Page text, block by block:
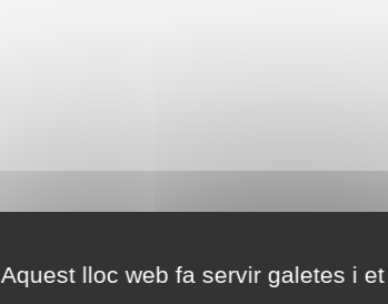
Aquest lloc web fa servir galetes i